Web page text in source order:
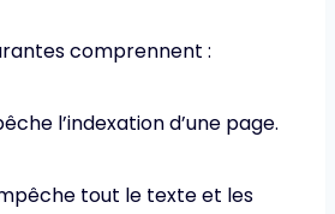
comprennent :
l’indexation d’une page.
tout le texte et les